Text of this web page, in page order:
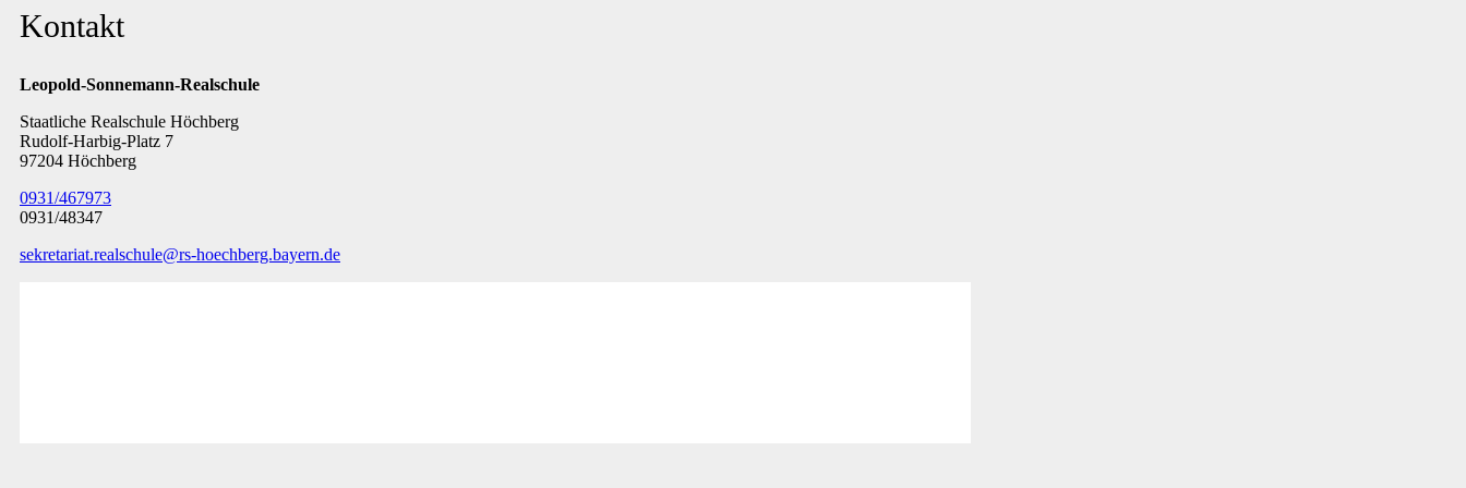
Kontakt
Leopold-Sonnemann-Realschule
Staatliche Realschule Höchberg
Rudolf-Harbig-Platz 7
97204 Höchberg
0931/467973
0931/48347
sekretariat.realschule@rs-hoechberg.bayern.de